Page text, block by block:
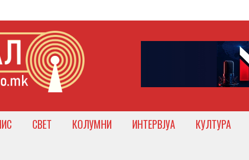
СВЕТ КОЛУМНИ ИНТЕРВЈУА КУЛТУРА